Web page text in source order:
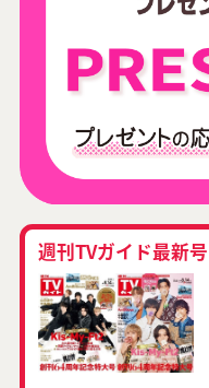
週刊TVガイド最新号